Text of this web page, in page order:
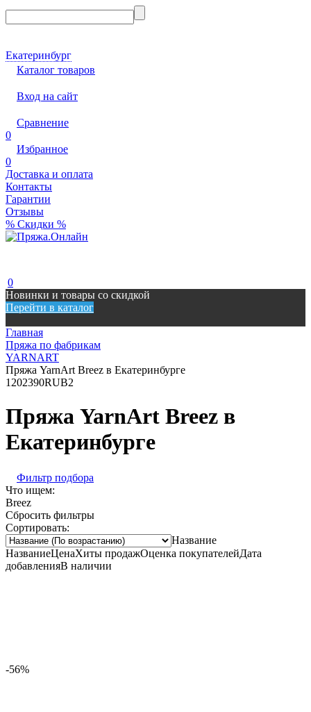
Екатеринбург
Каталог товаров
Вход на сайт
Сравнение
0
Избранное
0
Доставка и оплата
Контакты
Гарантии
Отзывы
% Скидки %
0
Новинки и товары со скидкой
Перейти в каталог
Главная
Пряжа по фабрикам
YARNART
Пряжа YarnArt Breez в Екатеринбурге
1202390RUB2
Пряжа YarnArt Breez в
Екатеринбурге
Фильтр подбора
Что ищем:
Breez
Сбросить фильтры
Сортировать:
Название
НазваниеЦенаХиты продажОценка покупателейДата
добавленияВ наличии
-56%